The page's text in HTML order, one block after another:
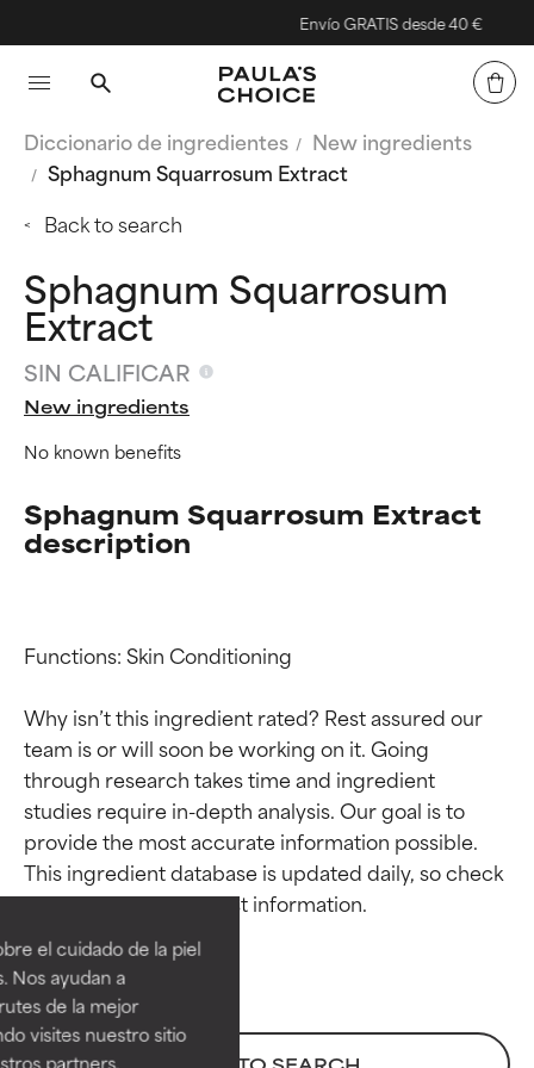
el cuidado de la piel
Nos ayudan a
de la mejor
visites nuestro sitio
partners,
Envío GRATIS desde 40 €
Diccionario de ingredientes
New ingredients
Sphagnum Squarrosum Extract
Back to search
Sphagnum Squarrosum
Extract
SIN CALIFICAR
New ingredients
No known benefits
Sphagnum Squarrosum Extract
description
Functions: Skin Conditioning
Why isn’t this ingredient rated? Rest assured our
team is or will soon be working on it. Going
through research takes time and ingredient
studies require in-depth analysis. Our goal is to
provide the most accurate information possible.
This ingredient database is updated daily, so check
Calificaciones de
ingredientes
EXCELENTE
Ingrediente sobresaliente con
beneficios reales para la piel. Su
eficacia está demostrada y
Calificaciones de
ingredientes
EXCELENTE
Ingrediente sobresaliente con
beneficios reales para la piel. Su
eficacia está demostrada y